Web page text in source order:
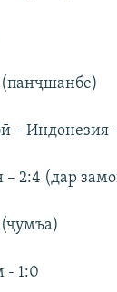
– Индонезия
– 2:4 (дар
- 1:0